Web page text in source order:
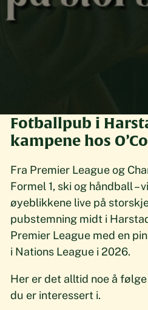
Fotballpub i
kampene hos
Fra Premier League og
Formel 1, ski og håndball –
øyeblikkene live på
pubstemning midt i
Premier League med en
i Nations League i 2026.
Her er det alltid noe å følge
du er interessert i.